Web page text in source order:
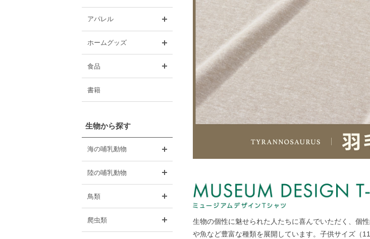
アパレル
ホームグッズ
食品
書籍
生物から探す
海の哺乳動物
陸の哺乳動物
鳥類
爬虫類
生物の個性に魅せられた人たちに喜んでいただく、個
や魚など豊富な種類を展開しています。子供サイズ（